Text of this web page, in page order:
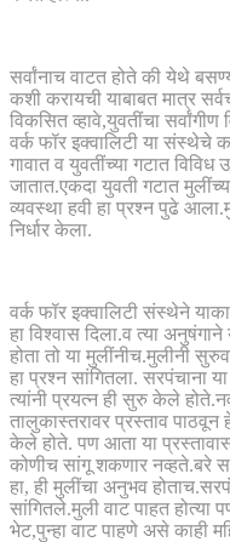
सर्वांनाच वाटत होते की येथे
कशी करायची याबाबत मात्र
विकसित व्हावे,युवतींचा सर्वांगीण
वर्क फॉर इक्वालिटी या संस्थेचे
गावात व युवतींच्या गटात
जातात.एकदा युवती गटात
व्यवस्था हवी हा प्रश्न पुढे
निर्धार केला.
वर्क फॉर इक्वालिटी संस्थेने
हा विश्वास दिला.व त्या
होता तो या मुलींनीच.मुलीनी
हा प्रश्न सांगितला. सरपंचाना
त्यांनी प्रयत्न ही सुरु केले
तालुकास्तरावर प्रस्ताव
केले होते. पण आता या
कोणीच सांगू शकणार नव्हते.बरे
हा, ही मुलींचा अनुभव
सांगितले.मुली वाट पाहत होत्या
भेट,पुन्हा वाट पाहणे असे काही